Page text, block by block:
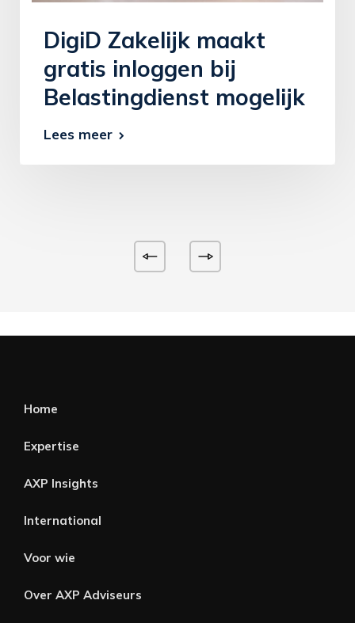
DigiD Zakelijk maakt
gratis inloggen bij
Belastingdienst mogelijk
Lees meer
Home
Expertise
AXP Insights
International
Voor wie
Over AXP Adviseurs